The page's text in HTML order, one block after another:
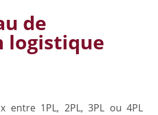
de
logistique
entre 1PL, 2PL, 3PL ou 4PL